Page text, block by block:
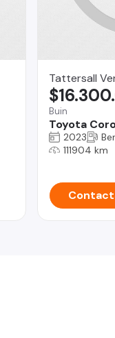
Tattersall
Buin
Toyota
2023
111904 km